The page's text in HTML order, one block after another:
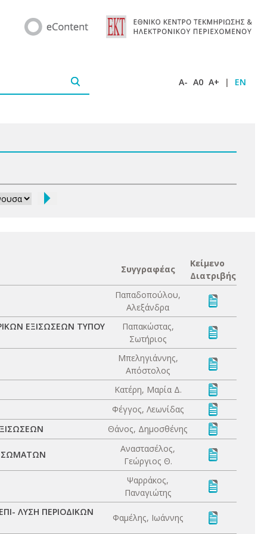
A- A0 A+ | EN
Συγγραφέας
Κείμενο
Διατριβής
Παπαδοπούλου,
Αλεξάνδρα
ΕΞΙΣΩΣΕΩΝ ΤΥΠΟΥ
Παπακώστας,
Σωτήριος
Μπεληγιάννης,
Απόστολος
Κατέρη, Μαρία Δ.
Φέγγος, Λεωνίδας
Θάνος, Δημοσθένης
ΣΩΜΑΤΩΝ
Αναστασέλος,
Γεώργιος Θ.
Ψαρράκος,
Παναγιώτης
ΛΥΣΗ ΠΕΡΙΟΔΙΚΩΝ
Φαμέλης, Ιωάννης